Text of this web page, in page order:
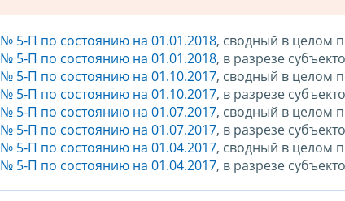
№ 5-П по состоянию на 01.01.2018, сводный в целом
№ 5-П по состоянию на 01.01.2018, в разрезе
№ 5-П по состоянию на 01.10.2017, сводный в целом
№ 5-П по состоянию на 01.10.2017, в разрезе
№ 5-П по состоянию на 01.07.2017, сводный в целом
№ 5-П по состоянию на 01.07.2017, в разрезе
№ 5-П по состоянию на 01.04.2017, сводный в целом
№ 5-П по состоянию на 01.04.2017, в разрезе